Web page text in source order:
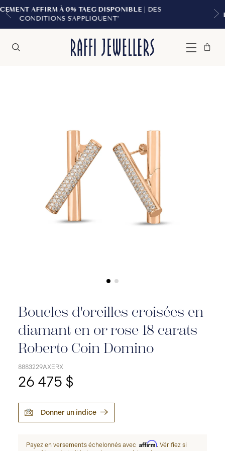
| DES
LIVRAISON GRATUITE À
Menu
Sac
Fermer
Boucles d'oreilles croisées en
diamant en or rose 18 carats
Roberto Coin Domino
8883229AXERX
26 475 $
Donner un indice
Payez en versements échelonnés avec Affirm. Vérifiez si